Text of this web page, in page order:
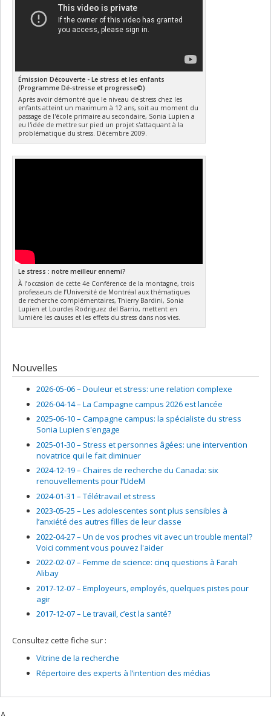
Émission Découverte - Le stress et les enfants
(Programme Dé-stresse et progresse©)
Après avoir démontré que le niveau de stress chez les
enfants atteint un maximum à 12 ans, soit au moment du
passage de l'école primaire au secondaire, Sonia Lupien a
eu l'idée de mettre sur pied un projet s'attaquant à la
problématique du stress. Décembre 2009.
Le stress : notre meilleur ennemi?
À l’occasion de cette 4e Conférence de la montagne, trois
professeurs de l’Université de Montréal aux thématiques
de recherche complémentaires, Thierry Bardini, Sonia
Lupien et Lourdes Rodriguez del Barrio, mettent en
lumière les causes et les effets du stress dans nos vies.
Nouvelles
2026-05-06 – Douleur et stress: une relation complexe
2026-04-14 – La Campagne campus 2026 est lancée
2025-06-10 – Campagne campus: la spécialiste du stress
Sonia Lupien s'engage
2025-01-30 – Stress et personnes âgées: une intervention
novatrice qui le fait diminuer
2024-12-19 – Chaires de recherche du Canada: six
renouvellements pour l’UdeM
2024-01-31 – Télétravail et stress
2023-05-25 – Les adolescentes sont plus sensibles à
l’anxiété des autres filles de leur classe
2022-04-27 – Un de vos proches vit avec un trouble mental?
Voici comment vous pouvez l'aider
2022-02-07 – Femme de science: cinq questions à Farah
Alibay
2017-12-07 – Employeurs, employés, quelques pistes pour
agir
2017-12-07 – Le travail, c’est la santé?
Consultez cette fiche sur :
Vitrine de la recherche
Répertoire des experts à l’intention des médias